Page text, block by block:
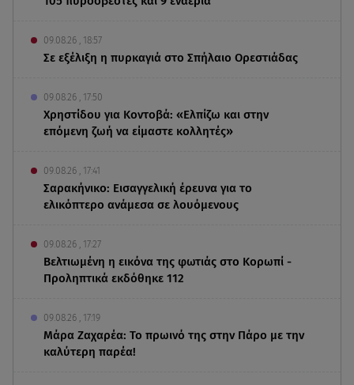
09.08.26 , 18:57
Σε εξέλιξη η πυρκαγιά στο Σπήλαιο Ορεστιάδας
09.08.26 , 17:50
Χρηστίδου για Κοντοβά: «Ελπίζω και στην
επόμενη ζωή να είμαστε κολλητές»
09.08.26 , 17:41
Σαρακήνικο: Εισαγγελική έρευνα για το
ελικόπτερο ανάμεσα σε λουόμενους
09.08.26 , 17:27
Βελτιωμένη η εικόνα της φωτιάς στο Κορωπί -
Προληπτικά εκδόθηκε 112
09.08.26 , 17:19
Μάρα Ζαχαρέα: Το πρωινό της στην Πάρο με την
καλύτερη παρέα!